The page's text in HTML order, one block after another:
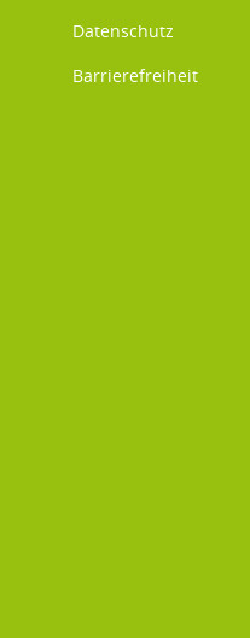
Datenschutz
Barrierefreiheit